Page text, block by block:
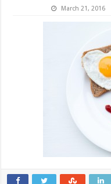
March 21, 2016